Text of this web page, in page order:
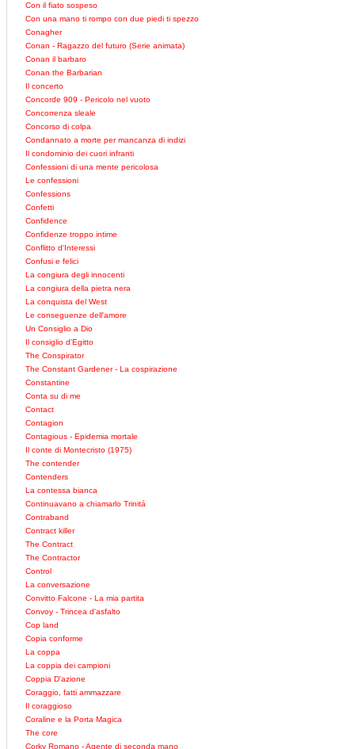
Con il fiato sospeso
Con una mano ti rompo con due piedi ti spezzo
Conagher
Conan - Ragazzo del futuro (Serie animata)
Conan il barbaro
Conan the Barbarian
Il concerto
Concorde 909 - Pericolo nel vuoto
Concorrenza sleale
Concorso di colpa
Condannato a morte per mancanza di indizi
Il condominio dei cuori infranti
Confessioni di una mente pericolosa
Le confessioni
Confessions
Confetti
Confidence
Confidenze troppo intime
Conflitto d'Interessi
Confusi e felici
La congiura degli innocenti
La congiura della pietra nera
La conquista del West
Le conseguenze dell'amore
Un Consiglio a Dio
Il consiglio d'Egitto
The Conspirator
The Constant Gardener - La cospirazione
Constantine
Conta su di me
Contact
Contagion
Contagious - Epidemia mortale
Il conte di Montecristo (1975)
The contender
Contenders
La contessa bianca
Continuavano a chiamarlo Trinitá
Contraband
Contract killer
The Contract
The Contractor
Control
La conversazione
Convitto Falcone - La mia partita
Convoy - Trincea d'asfalto
Cop land
Copia conforme
La coppa
La coppia dei campioni
Coppia D'azione
Coraggio, fatti ammazzare
Il coraggioso
Coraline e la Porta Magica
The core
Corky Romano - Agente di seconda mano